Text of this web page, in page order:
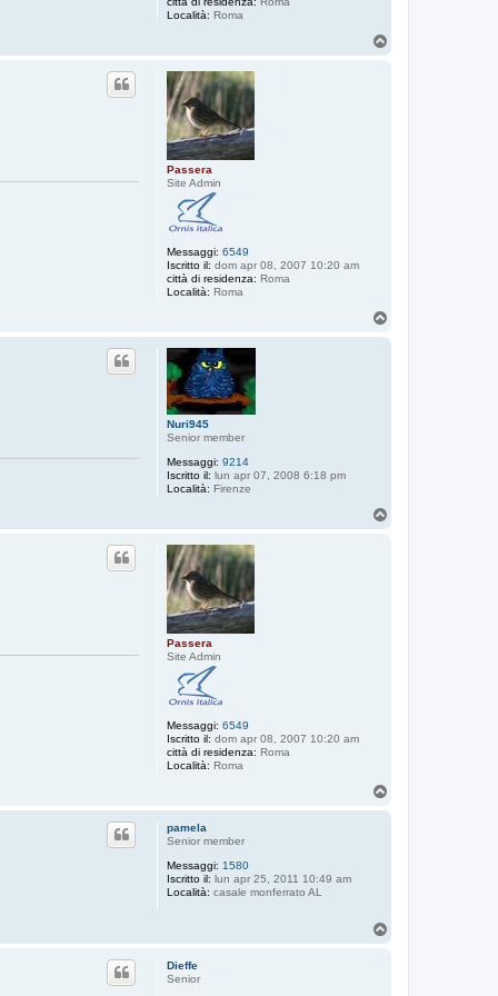
Località: Roma
Passera
Site Admin
Messaggi: 6549
Iscritto il: dom apr 08, 2007 10:20 am
città di residenza: Roma
Località: Roma
Nuri945
Senior member
Messaggi: 9214
Iscritto il: lun apr 07, 2008 6:18 pm
Località: Firenze
Passera
Site Admin
Messaggi: 6549
Iscritto il: dom apr 08, 2007 10:20 am
città di residenza: Roma
Località: Roma
pamela
Senior member
Messaggi: 1580
Iscritto il: lun apr 25, 2011 10:49 am
Località: casale monferrato AL
Dieffe
Senior